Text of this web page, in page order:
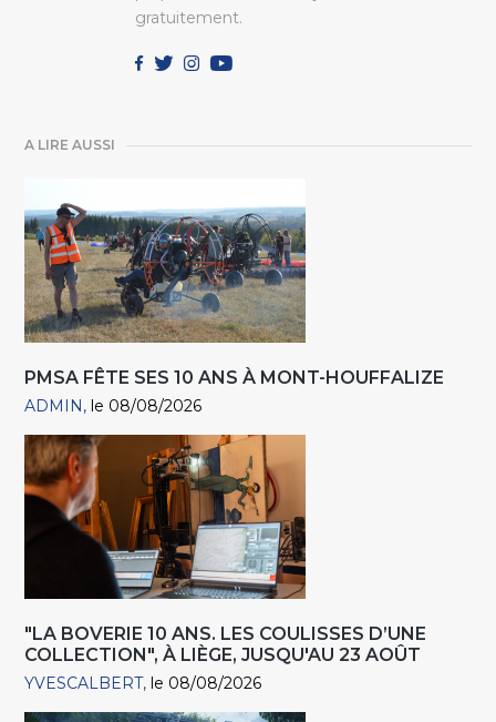
gratuitement.
A LIRE AUSSI
PMSA FÊTE SES 10 ANS À MONT-HOUFFALIZE
ADMIN le 08/08/2026
"LA BOVERIE 10 ANS. LES COULISSES D’UNE
COLLECTION", À LIÈGE, JUSQU'AU 23 AOÛT
YVESCALBERT le 08/08/2026